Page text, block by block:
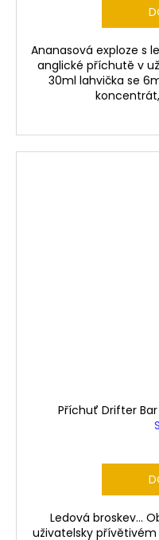
Ananasová exploze s
anglické příchutě v
30ml lahvička se
Příchuť Drifter
Ledová broskev...
uživatelsky